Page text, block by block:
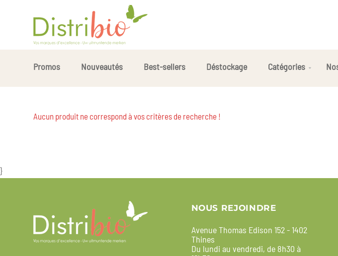
Promos Nouveautés Best-sellers Déstockage Catégories
Aucun produit ne correspond à vos critères de recherche !
}
NOUS REJOINDRE
Avenue Thomas Edison 152 - 1402
Thines
Du lundi au vendredi, de 8h30 à